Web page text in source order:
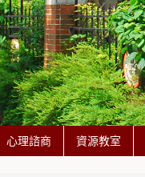
心理諮商 資源教室